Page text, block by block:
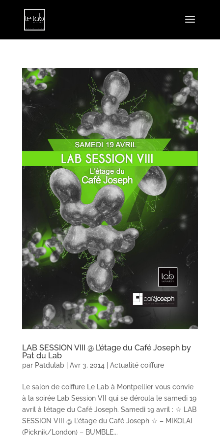
LAB SESSION VIII @ L’étage du Café Joseph by
Pat du Lab
par Patdulab| Avr 3, 2014 Actualité coiffure
Le salon de coiffure Le Lab à Montpellier vous convie
à la soirée Lab Session VII qui se déroula le samedi 19
avril à l’étage du Café Joseph. Samedi 19 avril : ☆ LAB
SESSION VIII @ L’étage du Café Joseph ☆ – MIKOLAI
(Picknik/London) – BUMBLE...